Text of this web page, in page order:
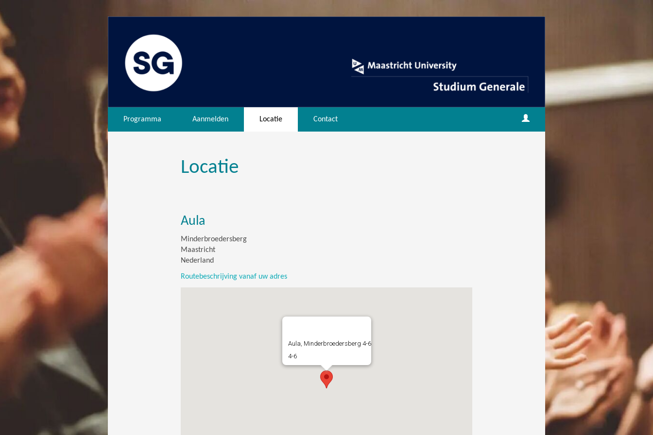
Programma Aanmelden Locatie Contact
Locatie
Aula
Minderbroedersberg
Maastricht
Nederland
Routebeschrijving vanaf uw adres
Aula, Minderbroedersberg 4-6
4-6